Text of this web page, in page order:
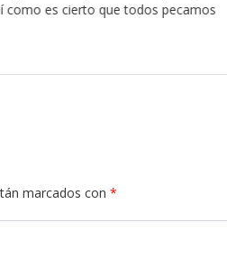
pasaja y más claro nos queda
marcados con *